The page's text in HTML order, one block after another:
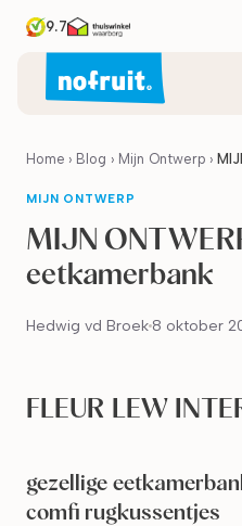
9.7
Home › Blog › Mijn Ontwerp ›
MIJN ONTWERP
MIJN
eetkamerbank
Hedwig vd Broek 8 oktober
FLEUR LEW
gezellige
comfi rugkussentjes